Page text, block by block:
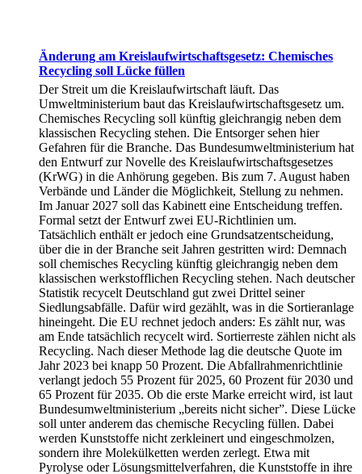
Änderung am Kreislaufwirtschaftsgesetz: Chemisches
Recycling soll Lücke füllen
Der Streit um die Kreislaufwirtschaft läuft. Das
Umweltministerium baut das Kreislaufwirtschaftsgesetz um.
Chemisches Recycling soll künftig gleichrangig neben dem
klassischen Recycling stehen. Die Entsorger sehen hier
Gefahren für die Branche. Das Bundesumweltministerium hat
den Entwurf zur Novelle des Kreislaufwirtschaftsgesetzes
(KrWG) in die Anhörung gegeben. Bis zum 7. August haben
Verbände und Länder die Möglichkeit, Stellung zu nehmen.
Im Januar 2027 soll das Kabinett eine Entscheidung treffen.
Formal setzt der Entwurf zwei EU-Richtlinien um.
Tatsächlich enthält er jedoch eine Grundsatzentscheidung,
über die in der Branche seit Jahren gestritten wird: Demnach
soll chemisches Recycling künftig gleichrangig neben dem
klassischen werkstofflichen Recycling stehen. Nach deutscher
Statistik recycelt Deutschland gut zwei Drittel seiner
Siedlungsabfälle. Dafür wird gezählt, was in die Sortieranlage
hineingeht. Die EU rechnet jedoch anders: Es zählt nur, was
am Ende tatsächlich recycelt wird. Sortierreste zählen nicht als
Recycling. Nach dieser Methode lag die deutsche Quote im
Jahr 2023 bei knapp 50 Prozent. Die Abfallrahmenrichtlinie
verlangt jedoch 55 Prozent für 2025, 60 Prozent für 2030 und
65 Prozent für 2035. Ob die erste Marke erreicht wird, ist laut
Bundesumweltministerium „bereits nicht sicher”. Diese Lücke
soll unter anderem das chemische Recycling füllen. Dabei
werden Kunststoffe nicht zerkleinert und eingeschmolzen,
sondern ihre Molekülketten werden zerlegt. Etwa mit
Pyrolyse oder Lösungsmittelverfahren, die Kunststoffe in ihre